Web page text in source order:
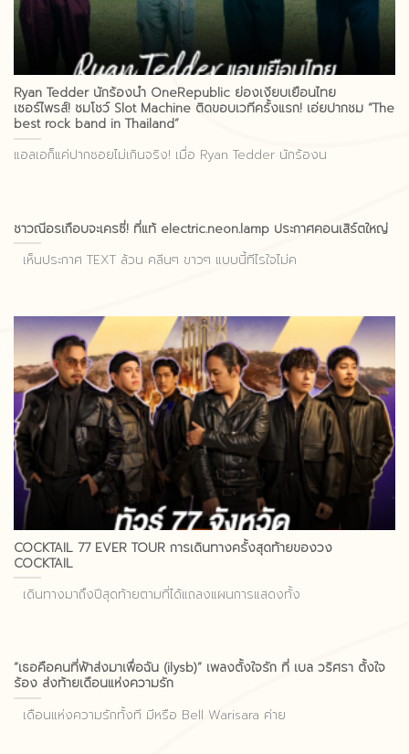
Ryan Tedder นักร้องนำ OneRepublic ย่องเงียบเยือนไทย
เซอร์ไพรส์! ชมโชว์ Slot Machine ติดขอบเวทีครั้งแรก! เอ่ยปากชม “The
best rock band in Thailand”
แอลเอก็แค่ปากซอยไม่เกินจริง! เมื่อ Ryan Tedder นักร้องน
ชาวณีอรเกือบจะเครซี่! ที่แท้ electric.neon.lamp ประกาศคอนเสิร์ตใหญ่
เห็นประกาศ TEXT ล้วน คลีนๆ ขาวๆ แบบนี้ทีไรใจไม่ค
COCKTAIL 77 EVER TOUR การเดินทางครั้งสุดท้ายของวง
COCKTAIL
เดินทางมาถึงปีสุดท้ายตามที่ได้แถลงแผนการแสดงทั้ง
“เธอคือคนที่ฟ้าส่งมาเพื่อฉัน (ilysb)” เพลงตั้งใจรัก ที่ เบล วริศรา ตั้งใจ
ร้อง ส่งท้ายเดือนแห่งความรัก
เดือนแห่งความรักทั้งที มีหรือ Bell Warisara ค่าย